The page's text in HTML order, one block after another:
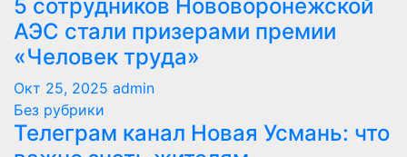
5 сотрудников Нововоронежской
АЭС стали призерами премии
«Человек труда»
Окт 25, 2025 admin
Без рубрики
Телеграм канал Новая Усмань: что